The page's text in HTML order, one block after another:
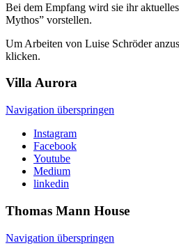
Bei dem Empfang wird sie ihr
Mythos” vorstellen.
Um Arbeiten von Luise Schröder
klicken.
VillaAurora
Navigation überspringen
Instagram
Facebook
Youtube
Medium
linkedin
Thomas Mann House
Navigation überspringen